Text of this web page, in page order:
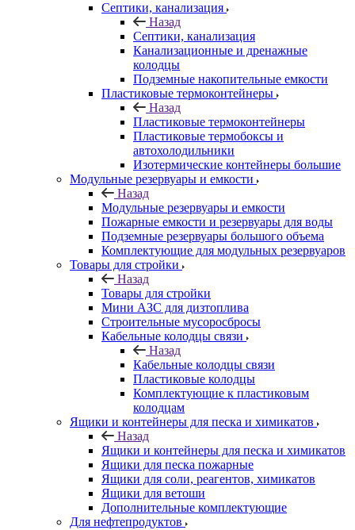
Септики, канализация
Назад
Септики, канализация
Канализационные и дренажные
колодцы
Подземные накопительные емкости
Пластиковые термоконтейнеры
Назад
Пластиковые термоконтейнеры
Пластиковые термобоксы и
автохолодильники
Изотермические контейнеры большие
Модульные резервуары и емкости
Назад
Модульные резервуары и емкости
Пожарные емкости и резервуары для воды
Подземные резервуары большого объема
Комплектующие для модульных резервуаров
Товары для стройки
Назад
Товары для стройки
Мини АЗС для дизтоплива
Строительные мусоросбросы
Кабельные колодцы связи
Назад
Кабельные колодцы связи
Пластиковые колодцы
Комплектующие к пластиковым
колодцам
Ящики и контейнеры для песка и химикатов
Назад
Ящики и контейнеры для песка и химикатов
Ящики для песка пожарные
Ящики для соли, реагентов, химикатов
Ящики для ветоши
Дополнительные комплектующие
Для нефтепродуктов